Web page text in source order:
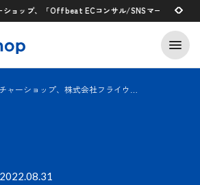
のタグ連携を開始
ップ、「Offbeat ECコンサル/SNSマーケティング支
2026.07.29
2022.08.31